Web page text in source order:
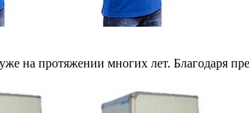
на протяжении многих лет. Благодаря